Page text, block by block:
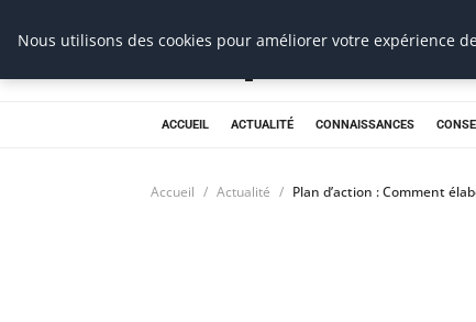
Prospection Pro
ACCUEIL ACTUALITÉ CONNAISSANCES
Accueil Actualité Plan d’action : Comment
Nous utilisons des cookies pour améliorer votre expérience